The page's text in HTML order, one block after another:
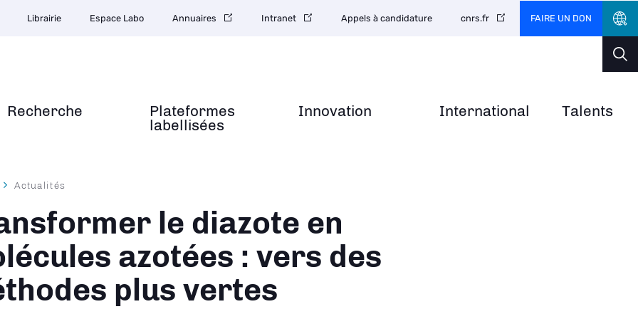
Recherche
Plateformes
labellisées
Innovation International Talents
Librairie Espace Labo Annuaires Intranet Appels à candidature cnrs.fr FAIRE UN DON
Actualités
le diazote en
azotées : vers des
plus vertes